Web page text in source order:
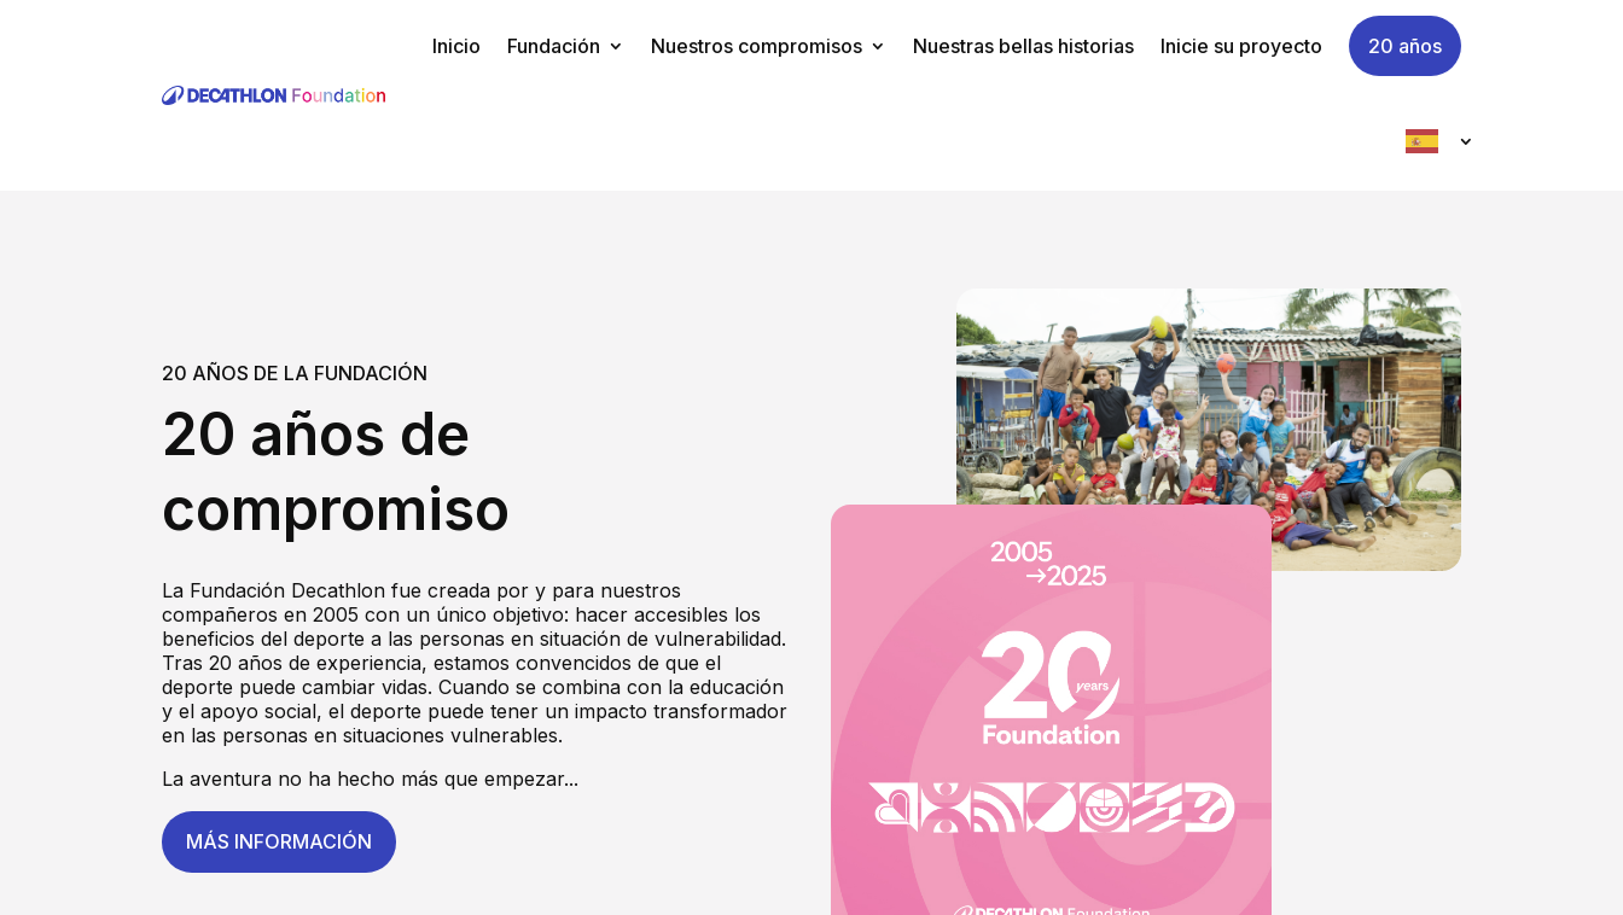
Inicio Fundación Nuestros compromisos Nuestras bellas historias Inicie su proyecto 20 años
20 AÑOS DE LA FUNDACIÓN
20 años de
compromiso
La Fundación Decathlon fue creada por y para nuestros
compañeros en 2005 con un único objetivo: hacer accesibles los
beneficios del deporte a las personas en situación de vulnerabilidad.
Tras 20 años de experiencia, estamos convencidos de que el
deporte puede cambiar vidas. Cuando se combina con la educación
y el apoyo social, el deporte puede tener un impacto transformador
en las personas en situaciones vulnerables.
La aventura no ha hecho más que empezar...
MÁS INFORMACIÓN